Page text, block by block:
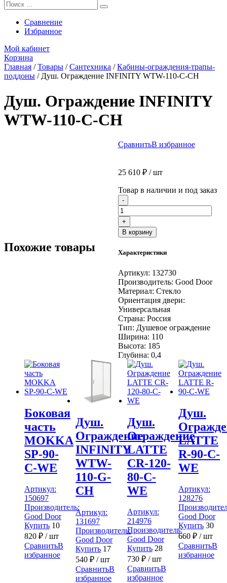
Сравнение
Избранное
Мой кабинет
Корзина
Главная /Товары /Сантехника /Кабины-ограждения-трапы-
поддоны /Душ. Ограждение INFINITY WTW-110-C-CH
Душ. Ограждение INFINITY
WTW-110-C-CH
СравнитьВ избранное
25 610 ₽/ шт
Товар в наличии и под заказ
- Количество
товара
Душ.
Ограждение
INFINITY
110-
CH
+
В корзину
Характеристики
Артикул: 132730
Производитель: Good Door
Материал: Стекло
Ориентация двери:
Универсальная
Страна: Россия
Тип: Душевое ограждение
Ширина: 110
Высота: 185
Глубина: 0,4
Похожие товары
Боковая
часть
MOKKA
SP-90-
C-WE
Артикул:
150697
Производитель:
Good Door
Купить 10
820 ₽ / шт
СравнитьВ
избранное
Душ.
Ограждение
INFINITY
WTW-
110-G-
CH
Артикул:
131697
Производитель:
Good Door
Купить 17
540₽ / шт
СравнитьВ
избранное
Душ.
Ограждение
LATTE
CR-120-
80-C-
WE
Артикул:
214976
Производитель:
Good Door
Купить 28
730 ₽/ шт
СравнитьВ
избранное
Душ.
LATTE
R-90-C-
WE
Артикул:
128276
Good Door
Купить 30
660 ₽/ шт
СравнитьВ
избранное